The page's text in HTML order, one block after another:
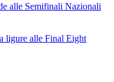
alle Semifinali Nazionali
ligure alle Final Eight